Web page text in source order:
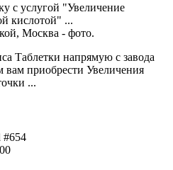
с услугой "Увеличение
кислотой" ...
Москва - фото.
Таблетки напрямую с завода
приобрести Увеличения
...
#654